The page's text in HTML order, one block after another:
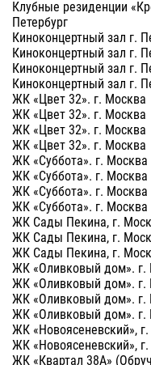
Клубные резиденции
Петербург
Киноконцертный зал г.
Киноконцертный зал г.
Киноконцертный зал г.
Киноконцертный зал г.
ЖК «Цвет 32». г. Москва
ЖК «Цвет 32». г. Москва
ЖК «Цвет 32». г. Москва
ЖК «Цвет 32». г. Москва
ЖК «Суббота». г. Москва
ЖК «Суббота». г. Москва
ЖК «Суббота». г. Москва
ЖК «Суббота». г. Москва
ЖК Сады Пекина, г.
ЖК Сады Пекина, г.
ЖК Сады Пекина, г.
ЖК «Оливковый дом». г.
ЖК «Оливковый дом». г.
ЖК «Оливковый дом». г.
ЖК «Оливковый дом». г.
ЖК «Новоясеневский»,
ЖК «Новоясеневский»,
ЖК «Квартал 38А»